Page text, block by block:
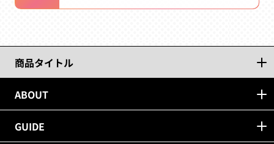
商品タイトル
ABOUT
GUIDE